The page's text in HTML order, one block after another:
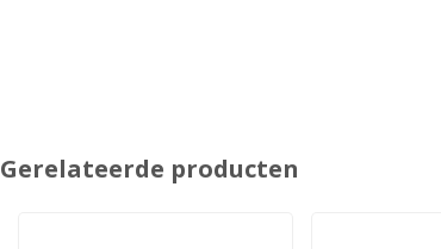
Gerelateerde producten